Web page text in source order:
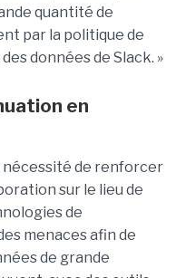
quantité de
par la politique de
données de Slack. »
en
nécessité de renforcer
sur le lieu de
de
menaces afin de
de grande